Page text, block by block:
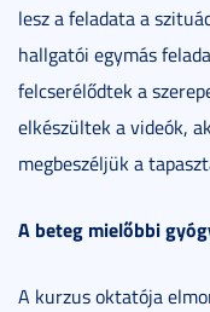
lesz a feladata a
hallgatói egymás
felcserélődtek a
elkészültek a videók,
megbeszéljük a
A beteg mielőbbi
A kurzus oktatója